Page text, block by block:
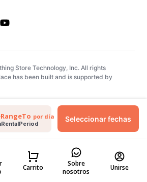
por día Seleccionar fechas
Carrito
Sobre
nosotros
Unirse
Store Technology, Inc. All rights
has been built and is supported by